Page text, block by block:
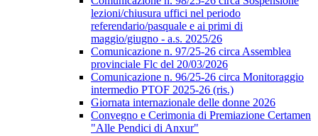
lezioni/chiusura uffici nel periodo
referendario/pasquale e ai primi di
maggio/giugno - a.s. 2025/26
Comunicazione n. 97/25-26 circa Assemblea
provinciale Flc del 20/03/2026
Comunicazione n. 96/25-26 circa Monitoraggio
intermedio PTOF 2025-26 (ris.)
Giornata internazionale delle donne 2026
Convegno e Cerimonia di Premiazione Certamen
"Alle Pendici di Anxur"